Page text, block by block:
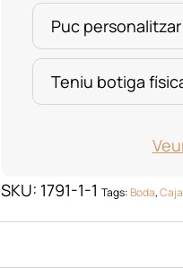
Puc
Teniu botiga
SKU: 1791-1-1 Tags:Boda,